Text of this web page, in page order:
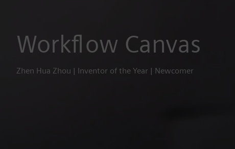
Workflow Canvas
Zhen Hua Zhou | Inventor of the Year | Newcomer